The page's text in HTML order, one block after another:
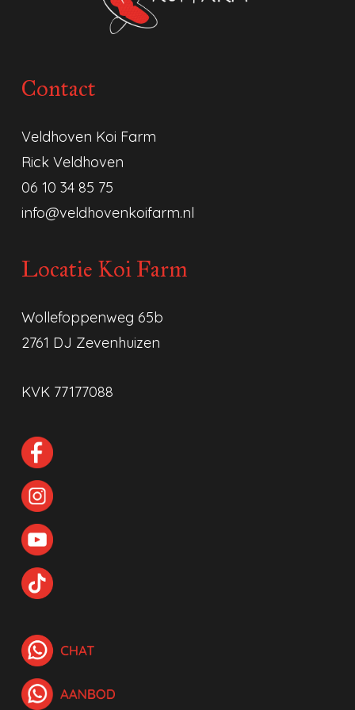
productpagina
Contact
Veldhoven Koi Farm
Rick Veldhoven
06 10 34 85 75
info@veldhovenkoifarm.nl
Locatie Koi Farm
Wollefoppenweg 65b
2761 DJ Zevenhuizen
KVK 77177088